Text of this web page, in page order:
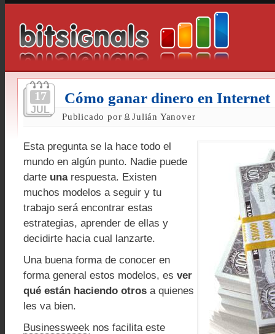
17
JUL
Cómo ganar dinero en Internet
Publicado por Julián Yanover
Esta pregunta se la hace todo el
mundo en algún punto. Nadie puede
darte unarespuesta. Existen
muchos modelos a seguir y tu
trabajo será encontrar estas
estrategias, aprender de ellas y
decidirte hacia cual lanzarte.
Una buena forma de conocer en
forma general estos modelos, es ver
qué están haciendo otros a quienes
les va bien.
Businessweek nos facilita este